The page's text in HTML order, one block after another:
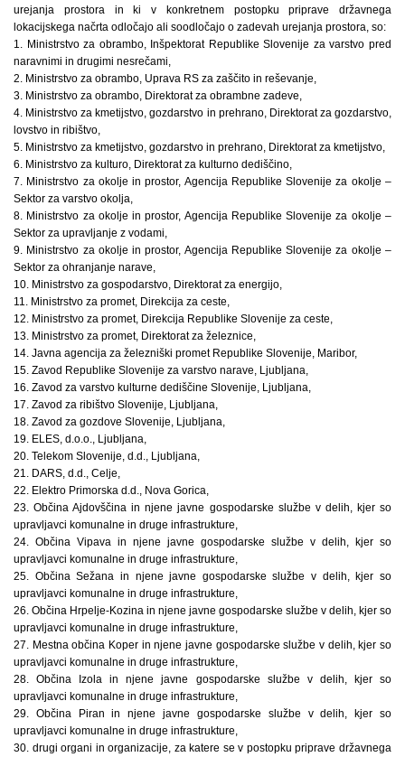
urejanja prostora in ki v konkretnem postopku priprave državnega
lokacijskega načrta odločajo ali soodločajo o zadevah urejanja prostora, so:
1. Ministrstvo za obrambo, Inšpektorat Republike Slovenije za varstvo pred
naravnimi in drugimi nesrečami,
2. Ministrstvo za obrambo, Uprava RS za zaščito in reševanje,
3. Ministrstvo za obrambo, Direktorat za obrambne zadeve,
4. Ministrstvo za kmetijstvo, gozdarstvo in prehrano, Direktorat za gozdarstvo,
lovstvo in ribištvo,
5. Ministrstvo za kmetijstvo, gozdarstvo in prehrano, Direktorat za kmetijstvo,
6. Ministrstvo za kulturo, Direktorat za kulturno dediščino,
7. Ministrstvo za okolje in prostor, Agencija Republike Slovenije za okolje –
Sektor za varstvo okolja,
8. Ministrstvo za okolje in prostor, Agencija Republike Slovenije za okolje –
Sektor za upravljanje z vodami,
9. Ministrstvo za okolje in prostor, Agencija Republike Slovenije za okolje –
Sektor za ohranjanje narave,
10. Ministrstvo za gospodarstvo, Direktorat za energijo,
11. Ministrstvo za promet, Direkcija za ceste,
12. Ministrstvo za promet, Direkcija Republike Slovenije za ceste,
13. Ministrstvo za promet, Direktorat za železnice,
14. Javna agencija za železniški promet Republike Slovenije, Maribor,
15. Zavod Republike Slovenije za varstvo narave, Ljubljana,
16. Zavod za varstvo kulturne dediščine Slovenije, Ljubljana,
17. Zavod za ribištvo Slovenije, Ljubljana,
18. Zavod za gozdove Slovenije, Ljubljana,
19. ELES, d.o.o., Ljubljana,
20. Telekom Slovenije, d.d., Ljubljana,
21. DARS, d.d., Celje,
22. Elektro Primorska d.d., Nova Gorica,
23. Občina Ajdovščina in njene javne gospodarske službe v delih, kjer so
upravljavci komunalne in druge infrastrukture,
24. Občina Vipava in njene javne gospodarske službe v delih, kjer so
upravljavci komunalne in druge infrastrukture,
25. Občina Sežana in njene javne gospodarske službe v delih, kjer so
upravljavci komunalne in druge infrastrukture,
26. Občina Hrpelje-Kozina in njene javne gospodarske službe v delih, kjer so
upravljavci komunalne in druge infrastrukture,
27. Mestna občina Koper in njene javne gospodarske službe v delih, kjer so
upravljavci komunalne in druge infrastrukture,
28. Občina Izola in njene javne gospodarske službe v delih, kjer so
upravljavci komunalne in druge infrastrukture,
29. Občina Piran in njene javne gospodarske službe v delih, kjer so
upravljavci komunalne in druge infrastrukture,
30. drugi organi in organizacije, za katere se v postopku priprave državnega